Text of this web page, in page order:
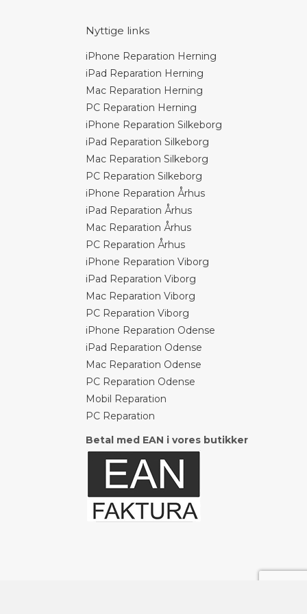
Nyttige links
iPhone Reparation Herning
iPad Reparation Herning
Mac Reparation Herning
PC Reparation Herning
iPhone Reparation Silkeborg
iPad Reparation Silkeborg
Mac Reparation Silkeborg
PC Reparation Silkeborg
iPhone Reparation Århus
iPad Reparation Århus
Mac Reparation Århus
PC Reparation Århus
iPhone Reparation Viborg
iPad Reparation Viborg
Mac Reparation Viborg
PC Reparation Viborg
iPhone Reparation Odense
iPad Reparation Odense
Mac Reparation Odense
PC Reparation Odense
Mobil Reparation
PC Reparation
Betal med EAN i vores butikker